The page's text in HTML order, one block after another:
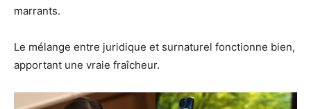
marrants.
Le mélange entre juridique et surnaturel fonctionne bien,
apportant une vraie fraîcheur.